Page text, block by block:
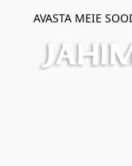
AVASTA MEIE